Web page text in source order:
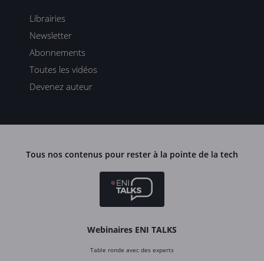
Librairies
Newsletter
Abonnements
Toutes les vidéos
Devenez auteur
Tous nos contenus pour rester à la pointe de la tech
Webinaires ENI TALKS
Table ronde avec des experts